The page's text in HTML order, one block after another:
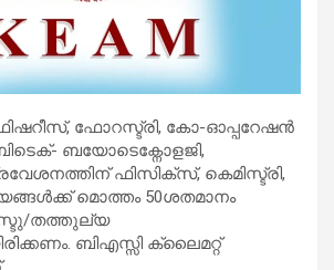
ഫോറസ്ട്രി, കോ-ഓപ്പറേഷന്‍
ബയോടെക്നോളജി,
ഫിസിക്സ്, കെമിസ്ട്രി,
മൊത്തം 50ശതമാനം
തത്തുല്യ
ബിഎസ്സി ക്ലൈമറ്റ്